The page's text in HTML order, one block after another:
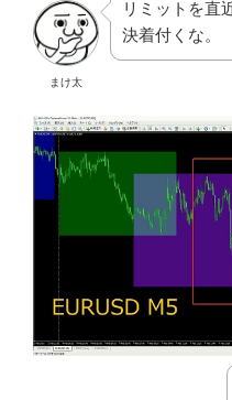
まけ太
リミットを直
決着付くな。